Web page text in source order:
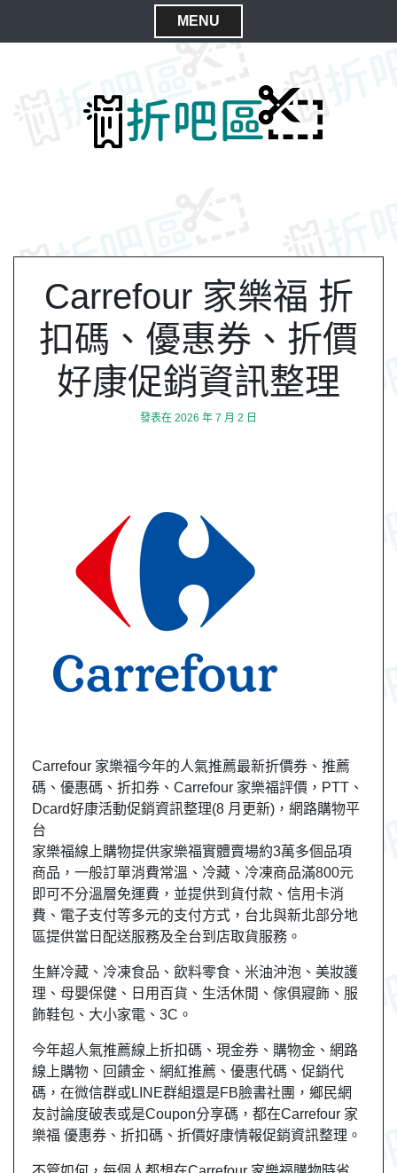
MENU
C
Carrefour 家樂福 折
扣碼、優惠券、折價
好康促銷資訊整理
發表在 2026 年 7 月 2 日
Carrefour 家樂福今年的人氣推薦最新折價券、推薦
碼、優惠碼、折扣券、Carrefour 家樂福評價，PTT、
Dcard好康活動促銷資訊整理(8 月更新)，網路購物平
台
家樂福線上購物提供家樂福實體賣場約3萬多個品項
商品，一般訂單消費常溫、冷藏、冷凍商品滿800元
即可不分溫層免運費，並提供到貨付款、信用卡消
費、電子支付等多元的支付方式，台北與新北部分地
區提供當日配送服務及全台到店取貨服務。
生鮮冷藏、冷凍食品、飲料零食、米油沖泡、美妝護
理、母嬰保健、日用百貨、生活休閒、傢俱寢飾、服
飾鞋包、大小家電、3C。
今年超人氣推薦線上折扣碼、現金券、購物金、網路
線上購物、回饋金、網紅推薦、優惠代碼、促銷代
碼，在微信群或LINE群組還是FB臉書社團， 鄉民網
友討論度破表或是Coupon分享碼，都在Carrefour 家
樂福 優惠券、折扣碼、折價好康情報促銷資訊整理。